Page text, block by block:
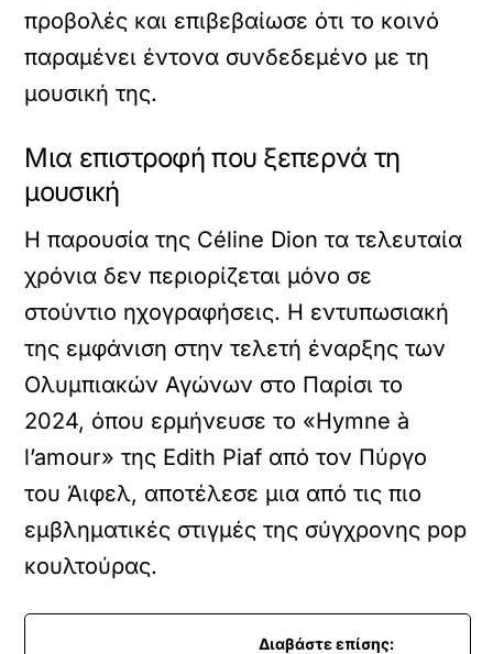
προβολές και επιβεβαίωσε ότι το κοινό
παραμένει έντονα συνδεδεμένο με τη
μουσική της.
Μια επιστροφή που ξεπερνά τη
μουσική
Η παρουσία της Céline Dion τα τελευταία
χρόνια δεν περιορίζεται μόνο σε
στούντιο ηχογραφήσεις. Η εντυπωσιακή
της εμφάνιση στην τελετή έναρξης των
Ολυμπιακών Αγώνων στο Παρίσι το
2024, όπου ερμήνευσε το «Hymne à
l’amour» της Edith Piaf από τον Πύργο
του Άιφελ, αποτέλεσε μια από τις πιο
εμβληματικές στιγμές της σύγχρονης pop
κουλτούρας.
Διαβάστε επίσης: